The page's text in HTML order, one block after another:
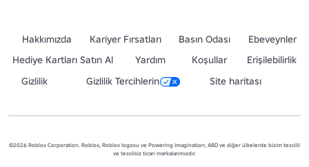
Hakkımızda Kariyer Fırsatları Basın Odası
Ebeveynler
Hediye Kartları Satın Al
Yardım Koşullar
Erişilebilirlik
Gizlilik
Gizlilik Tercihlerin Site haritası
©2026 Roblox Corporation. Roblox, Roblox logosu ve Powering Imagination; ABD ve diğer ülkelerde bizim tescilli
ve tescilsiz ticari markalarımızdır.